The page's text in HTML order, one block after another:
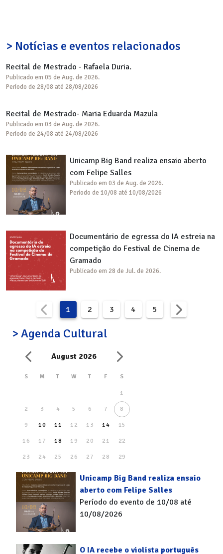
> Notícias e eventos relacionados
Recital de Mestrado - Rafaela Duria.
Publicado em 05 de Aug. de 2026.
Período de 28/08 até 28/08/2026
Recital de Mestrado- Maria Eduarda Mazula
Publicado em 03 de Aug. de 2026.
Período de 24/08 até 24/08/2026
Unicamp Big Band realiza ensaio aberto
com Felipe Salles
Publicado em 03 de Aug. de 2026.
Período de 10/08 até 10/08/2026
Documentário de egressa do IA estreia na
competição do Festival de Cinema de
Gramado
Publicado em 28 de Jul. de 2026.
1 2 3 4 5
> Agenda Cultural
August 2026
S M T W T F S
1
2 3 4 5 6 7 8
9 10 11 12 13 14 15
16 17 18 19 20 21 22
23 24 25 26 27 28 29
30 31
Unicamp Big Band realiza ensaio
aberto com Felipe Salles
Período do evento de 10/08 até
10/08/2026
O IA recebe o violista português